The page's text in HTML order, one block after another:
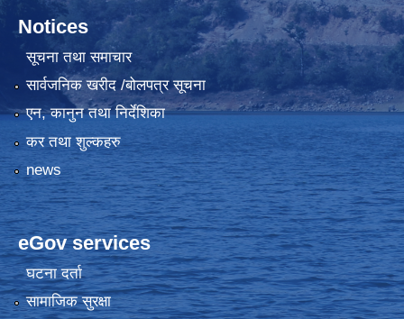
Notices
सूचना तथा समाचार
सार्वजनिक खरीद /बोलपत्र सूचना
एन, कानुन तथा निर्देशिका
कर तथा शुल्कहरु
news
eGov services
घटना दर्ता
सामाजिक सुरक्षा